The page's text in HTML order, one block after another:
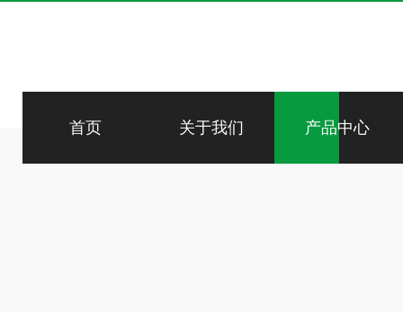
首页 关于我们 产品中心